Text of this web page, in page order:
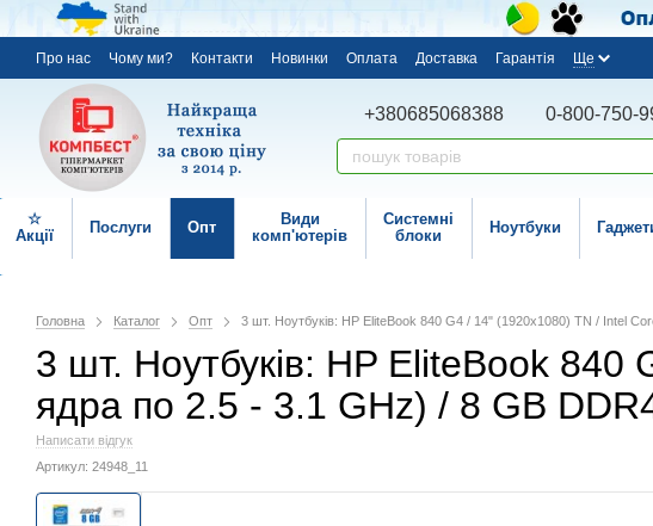
Про нас Чому ми? Контакти Новинки Оплата Доставка Гарантія Ще
+380685068388 0-800-750-
☆
Акції
Послуги Опт
Види
комп'ютерів
Системні
блоки
Ноутбуки
Головна Каталог Опт 3 шт. Ноутбуків: HP EliteBook 840 G4 / 14" (1920x1080) TN / Intel
3 шт. Ноутбуків: HP EliteBook
ядра по 2.5 - 3.1 GHz) / 8 GB
Написати відгук
Артикул: 24948_11